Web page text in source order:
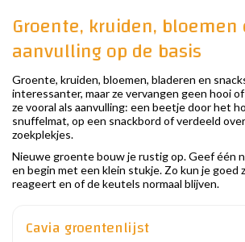
Groente, kruiden, bloemen
aanvulling op de basis
Groente, kruiden, bloemen, bladeren en
interessanter, maar ze vervangen geen hooi
ze vooral als aanvulling: een beetje door het
snuffelmat, op een snackbord of verdeeld
zoekplekjes.
Nieuwe groente bouw je rustig op. Geef één
en begin met een klein stukje. Zo kun je goed
reageert en of de keutels normaal blijven.
Cavia groentenlijst